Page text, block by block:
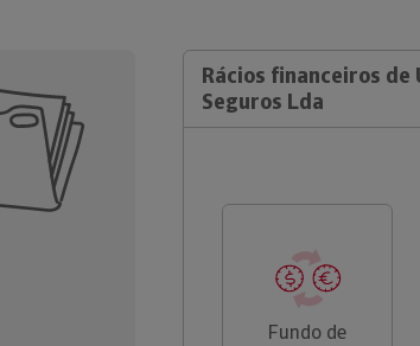
Rácios financeiros de
Seguros Lda
Fundo de